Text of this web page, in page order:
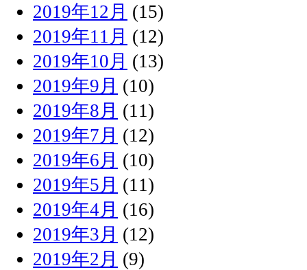
2019年12月 (15)
2019年11月 (12)
2019年10月 (13)
2019年9月 (10)
2019年8月 (11)
2019年7月 (12)
2019年6月 (10)
2019年5月 (11)
2019年4月 (16)
2019年3月 (12)
2019年2月 (9)